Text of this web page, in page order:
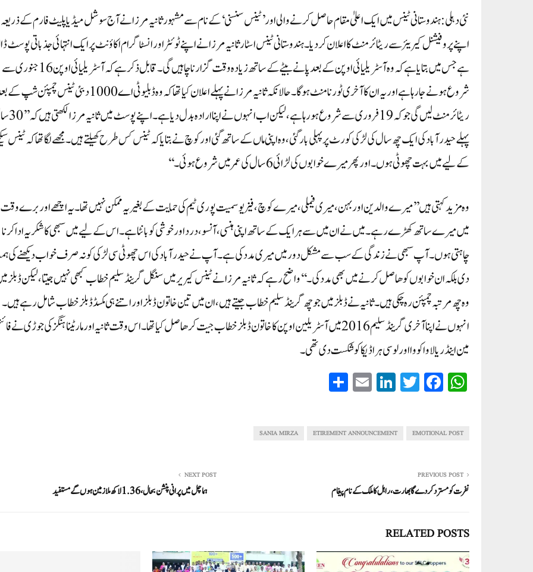
نئی دہلی: ہندوستانی ٹینس میں ایک اعلیٰ مقام حاصل کرنے والی اور ’ٹینس سنسنی‘ کے نام سے مشہور ثانیہ مرزا نے آج سوشل میڈیا پلیٹ فارم کے ذریعہ
اپنے پروفیشنل کیریئر سے ریٹائرمنٹ کا اعلان کر دیا۔ ہندوستانی ٹینس اسٹار ثانیہ مرزا نے اپنے ٹوئٹر اور انسٹاگرام اکاؤنٹ پر ایک انتہائی جذباتی پوسٹ
ہے جس میں بتایا ہے کہ وہ آسٹریلیائی اوپن کے بعد پانے بیٹے کے ساتھ زیادہ وقت گزارنا چاہیں گی۔قابل ذکر ہے کہ آسٹریلیائی اوپن 16 جنوری سے
شروع ہونے جا رہا ہے اور یہ ان کا آخری ٹورنامنٹ ہوگا۔ حالانکہ ثانیہ مرزا نے پہلے اعلان کیا تھا کہ وہ ڈبلیو ٹی اے 1000 دبئی ٹینس
ریٹائرمنٹ لیں گی جو کہ 19 فروری سے شروع
پہلے حیدر آباد کی ایک چھ سال کی لڑکی کورٹ پر پہلی بار گئی، وہ اپنی ماں کے ساتھ گئی اور کوچ نے بتایا کہ ٹینس کس طرح کھیلتے ہیں۔ مجھے لگا تھا کہ ٹینس
کے لیے میں بہت چھوٹی ہوں۔ اور پھر میرے خوابوں کی لڑائی 6 سال کی عمر میں شروع ہوئی۔‘‘
وہ مزید کہتی ہیں ’’میرے والدین اور بہن، میری فیملی، میرے کوچ، فیزیو سمیت پوری ٹیم کی حمایت کے بغیر یہ ممکن نہیں تھا۔ یہ اچھے اور برے وقت
میں میرے ساتھ کھڑے رہے۔ میں نے ان میں سے ہر ایک کے ساتھ اپنی ہنسی، آنسو، درد اور خوشی کو بانٹا ہے۔ اس کے لیے میں سبھی کا شکریہ ادا کرنا
چاہتی ہوں۔ آپ سبھی نے زندگی کے سب سے مشکل دور میں میری مدد کی ہے۔ آپ نے حیدر آباد کی اس چھوٹی سی لڑکی کو نہ صرف خواب دیکھنے کی
دی بلکہ ان خوابوں کو ھاصل کرنے میں بھی مدد کی۔‘‘واضح رہے کہ ثانیہ مرزا نے ٹینس کیریر میں سنگل گرینڈ سلیم خطاب کبھی نہیں جیتا، لیکن ڈبلز
وہ چھ مرتبہ چمپئن رہ چکی ہیں۔ ثانیہ نے ڈبلز میں جو چھ گرینڈ سلیم خطاب جیتے ہیں، ان میں تین خاتون ڈبلز اور اتنے ہی مکسڈ ڈبلز خطاب شامل رہے ہیں۔
انہوں نے اپنا آخری گرینڈ سلیم 2016 میں آسٹریلین اوپن کا خاتون ڈبلز خطاب جیت کر ھاصل کیا تھا۔ اس وقت ثانیہ اور مارٹینا ہنگز کی جوڑی نے
مین اینڈریا لاواکووا اور لوسی ہراڈیکا کو شکست دی تھی۔
W
ha
A
Fa
ce
ok
T
wi
r
Li
nk
In
E
m
EMOTIONAL POST
ETIREMENT ANNOUNCEMENT
SANIA MIRZA
PREVIOUS POST
نفرت کو مسترد کردے گا بھارت، راہل کا ملک کے نام پیغام
NEXT POST
ہماچل میں پرانی پنشن بحال، 1.36لاکھ ملازمین ہوں گے مستفید
RELATED POSTS